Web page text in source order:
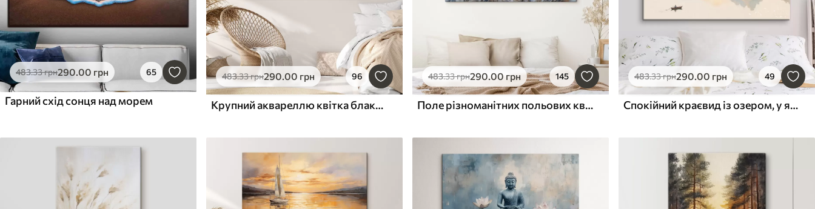
483.33грн290 .00 грн 65
Гарний схід сонця над морем
483.33грн290.00 грн 96
Крупний аквареллю квітка блакитного кольору
483.33грн290.00 грн 145
Поле різноманітних польових квітів та рослин у відтінках синього, білого та бежевого на м'якому, туманному тлі
483.33грн290.00 грн 49
Спокійний краєвид із озером, у якому відображаються гори, на задньому плані з маленьким човном на спокійній воді